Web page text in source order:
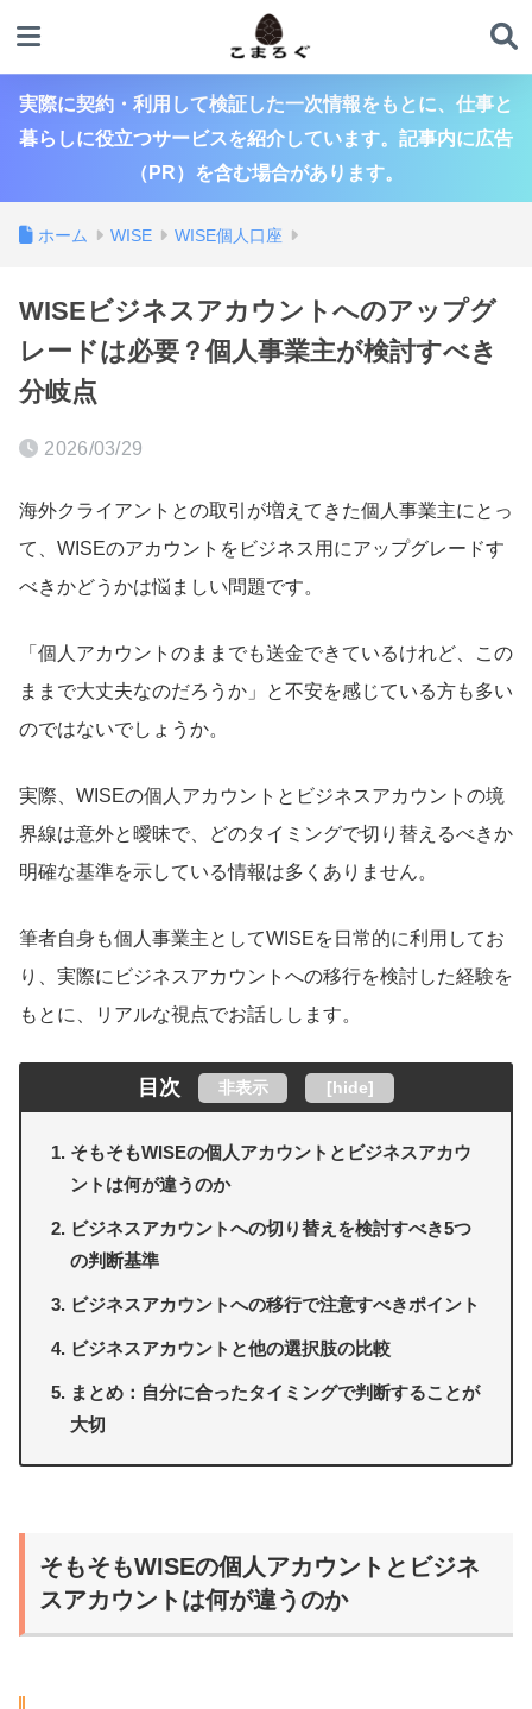
実際に契約・利用して検証した一次情報をもとに、仕事と
暮らしに役立つサービスを紹介しています。記事内に広告
（PR）を含む場合があります。
ホーム WISE WISE個人口座
WISEビジネスアカウントへのアップグ
レードは必要？個人事業主が検討すべき
分岐点
2026/03/29
海外クライアントとの取引が増えてきた個人事業主にとっ
て、WISEのアカウントをビジネス用にアップグレードす
べきかどうかは悩ましい問題です。
「個人アカウントのままでも送金できているけれど、この
ままで大丈夫なのだろうか」と不安を感じている方も多い
のではないでしょうか。
実際、WISEの個人アカウントとビジネスアカウントの境
界線は意外と曖昧で、どのタイミングで切り替えるべきか
明確な基準を示している情報は多くありません。
筆者自身も個人事業主としてWISEを日常的に利用してお
り、実際にビジネスアカウントへの移行を検討した経験を
もとに、リアルな視点でお話しします。
目次 非表示 [hide]
そもそもWISEの個人アカウントとビジネスアカウ
ントは何が違うのか
ビジネスアカウントへの切り替えを検討すべき5つ
の判断基準
ビジネスアカウントへの移行で注意すべきポイント
ビジネスアカウントと他の選択肢の比較
まとめ：自分に合ったタイミングで判断することが
大切
そもそもWISEの個人アカウントとビジネ
スアカウントは何が違うのか